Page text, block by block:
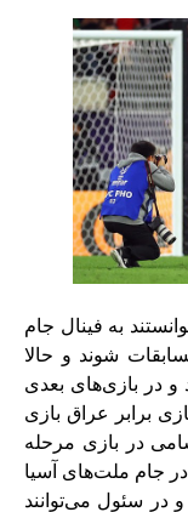
به فینال جام
شوند و حالا
و در بازی‌های بعدی
برابر عراق بازی
در بازی مرحله
جام ملت‌های آسیا
در سئول می‌توانند